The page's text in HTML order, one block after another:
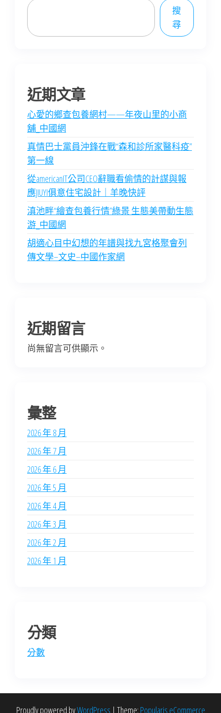
搜
尋
近期文章
心愛的鄉查包養網村——年夜山里的小商
舖_中國網
真情巴士黨員沖鋒在戰“森和診所家醫科疫”
第一線
從americanIT公司CEO辭職看偷情的計謀與報
應JIUYI俱意住宅設計｜羊晚快評
滇池畔“繪查包養行情”綠景 生態美帶動生態
游_中國網
胡適心目中幻想的年譜與找九宮格聚會列
傳文學–文史–中國作家網
近期留言
尚無留言可供顯示。
彙整
2026 年 8 月
2026 年 7 月
2026 年 6 月
2026 年 5 月
2026 年 4 月
2026 年 3 月
2026 年 2 月
2026 年 1 月
分類
分數
Proudly powered byWordPress | Theme: Popularis eCommerce